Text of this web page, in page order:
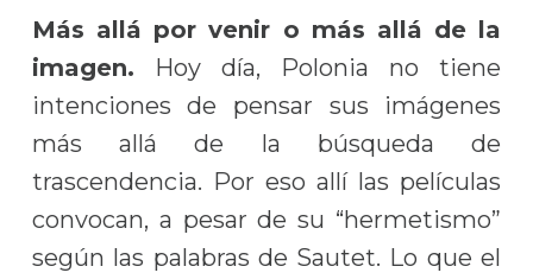
Más allá por venir o más allá de la
imagen. Hoy día, Polonia no tiene
intenciones de pensar sus imágenes
más allá de la búsqueda de
trascendencia. Por eso allí las películas
convocan, a pesar de su “hermetismo”
según las palabras de Sautet. Lo que el